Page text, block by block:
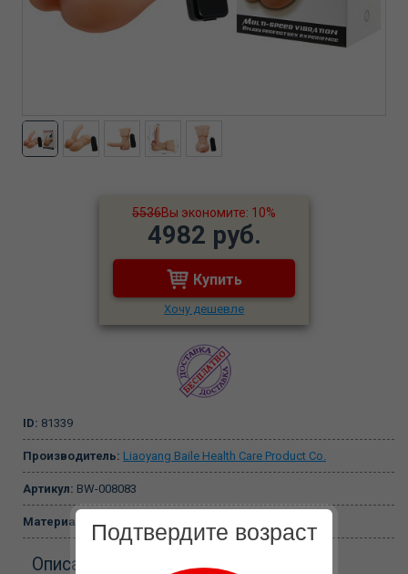
5536Вы экономите: 10%
4982 руб.
Купить
Хочу дешевле
ID: 81339
Производитель: Liaoyang Baile Health Care Product Co.
Артикул: BW-008083
Материал: TPR
Описание
Подтвердите возраст